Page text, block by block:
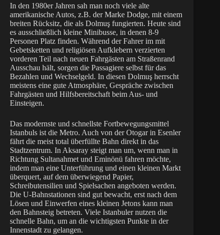
In den 1980er Jahren sah man noch viele alte
amerikanische Autos, z.B. der Marke Dodge, mit einem
breiten Rücksitz, die als Dolmuş fungierten. Heute sind
es ausschließlich kleine Minibusse, in denen 8-9
Personen Platz finden. Während der Fahrer im mit
Gebetsketten und religiösen Aufklebern verzierten
vorderen Teil nach neuen Fahrgästen am Straßenrand
Ausschau hält, sorgen die Passagiere selbst für das
Bezahlen und Wechselgeld. In diesen Dolmuş herrscht
meistens eine gute Atmosphäre, Gespräche zwischen
Fahrgästen und Hilfsbereitschaft beim Aus- und
Einsteigen.
Das modernste und schnellste Fortbewegungsmittel
Istanbuls ist die Metro. Auch von der Otogar in Esenler
fährt die meist total überfüllte Bahn direkt in das
Stadtzentrum. In Aksaray steigt man um, wenn man in
Richtung Sultanahmet und Eminönü fahren möchte,
indem man eine Unterführung und einen kleinen Markt
überquert, auf dem überwiegend Papier,
Schreibutensilien und Spielsachen angeboten werden.
Die U-Bahnstationen sind gut bewacht, erst nach dem
Lösen und Einwerfen eines kleinen Jetons kann man
den Bahnsteig betreten. Viele Istanbuler nutzen die
schnelle Bahn, um an die wichtigsten Punkte in der
Innenstadt zu gelangen.